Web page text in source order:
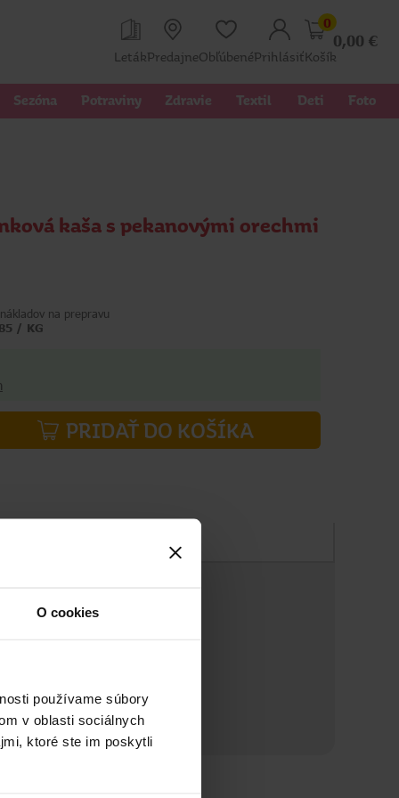
O cookies
používame súbory
v oblasti sociálnych
ktoré ste im poskytli
LetákPredajneObľúbenéPrihlásiť
0
0,00 €
Košík
Sezóna Potraviny Zdravie Textil Deti Foto
kaša s pekanovými orechmi
na prepravu
/ KG
PRIDAŤ DO KOŠÍKA
Zloženie